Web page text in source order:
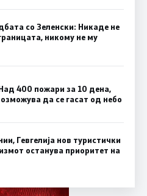
со Зеленски: Никаде не
никому не му
400 пожари за 10 дена,
да се гасат од небо
Гевгелија нов туристички
останува приоритет на